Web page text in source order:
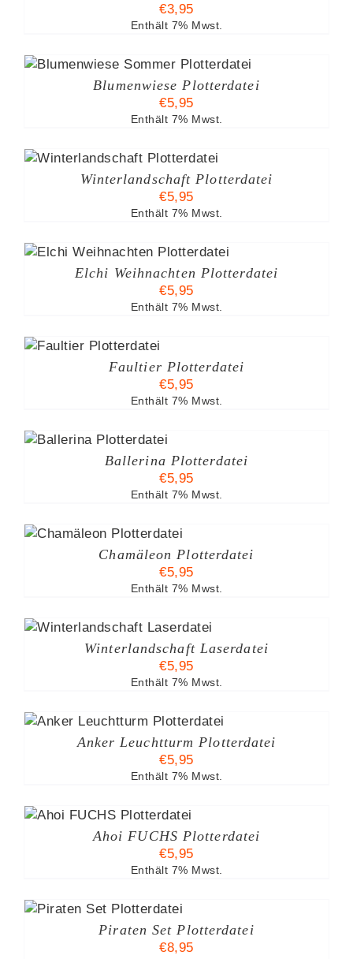
€3,95
Enthält 7% Mwst.
Blumenwiese Plotterdatei
€5,95
Enthält 7% Mwst.
Winterlandschaft Plotterdatei
€5,95
Enthält 7% Mwst.
Elchi Weihnachten Plotterdatei
€5,95
Enthält 7% Mwst.
Faultier Plotterdatei
€5,95
Enthält 7% Mwst.
Ballerina Plotterdatei
€5,95
Enthält 7% Mwst.
Chamäleon Plotterdatei
€5,95
Enthält 7% Mwst.
Winterlandschaft Laserdatei
€5,95
Enthält 7% Mwst.
Anker Leuchtturm Plotterdatei
€5,95
Enthält 7% Mwst.
Ahoi FUCHS Plotterdatei
€5,95
Enthält 7% Mwst.
Piraten Set Plotterdatei
€8,95